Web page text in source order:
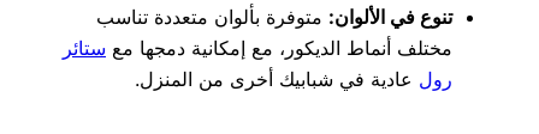
تنوع في الألوان: متوفرة بألوان متعددة تناسب
مختلف أنماط الديكور، مع إمكانية دمجها مع ستائر
رول عادية في شبابيك أخرى من المنزل.